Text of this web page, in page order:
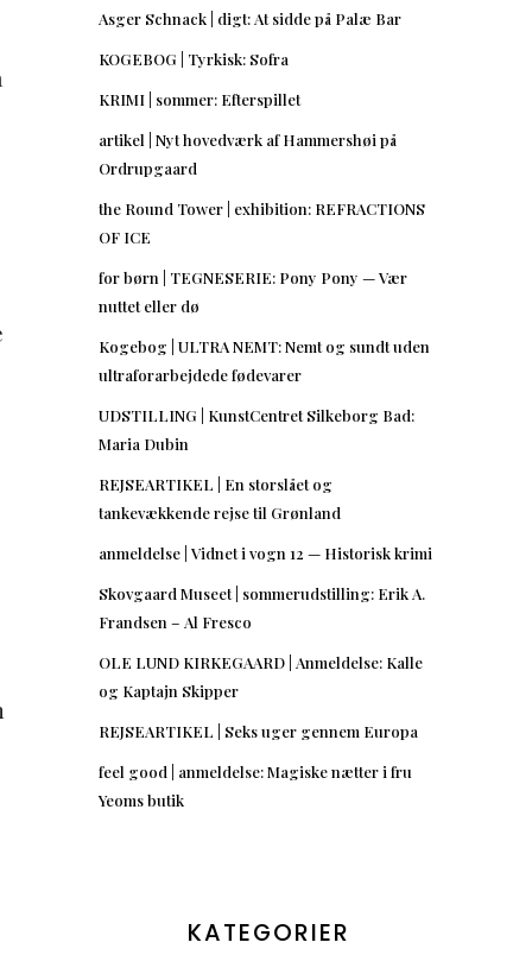
Asger Schnack | digt: At sidde på Palæ Bar
KOGEBOG | Tyrkisk: Sofra
KRIMI | sommer: Efterspillet
artikel | Nyt hovedværk af Hammershøi på
Ordrupgaard
the Round Tower | exhibition: REFRACTIONS
OF ICE
for børn | TEGNESERIE: Pony Pony — Vær
nuttet eller dø
Kogebog | ULTRA NEMT: Nemt og sundt uden
ultraforarbejdede fødevarer
UDSTILLING | KunstCentret Silkeborg Bad:
Maria Dubin
REJSEARTIKEL | En storslået og
tankevækkende rejse til Grønland
anmeldelse | Vidnet i vogn 12 — Historisk krimi
Skovgaard Museet | sommerudstilling: Erik A.
Frandsen – Al Fresco
OLE LUND KIRKEGAARD | Anmeldelse: Kalle
og Kaptajn Skipper
REJSEARTIKEL | Seks uger gennem Europa
feel good | anmeldelse: Magiske nætter i fru
Yeoms butik
KATEGORIER